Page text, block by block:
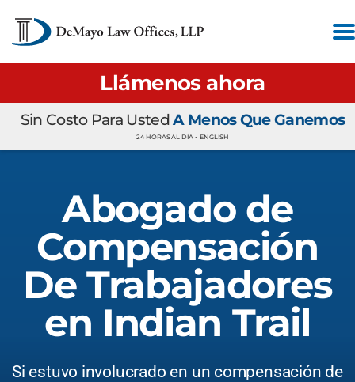
Llámenos ahora
Sin Costo Para UstedA Menos Que Ganemos
24 HORAS AL DÍA • ENGLISH
Abogado de
Compensación
De Trabajadores
en Indian Trail
Si estuvo involucrado en un compensación de